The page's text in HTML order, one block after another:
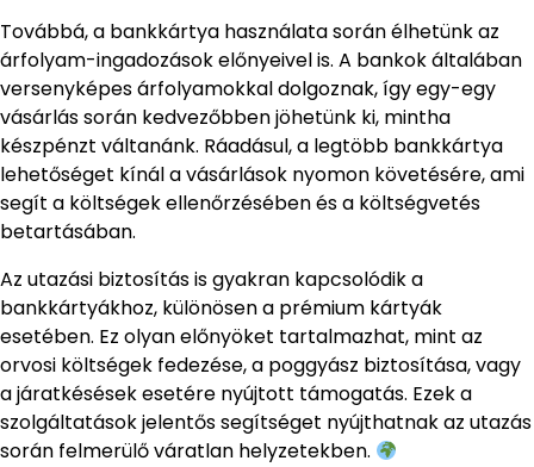
Továbbá, a bankkártya használata során élhetünk az
árfolyam-ingadozások előnyeivel is. A bankok általában
versenyképes árfolyamokkal dolgoznak, így egy-egy
vásárlás során kedvezőbben jöhetünk ki, mintha
készpénzt váltanánk. Ráadásul, a legtöbb bankkártya
lehetőséget kínál a vásárlások nyomon követésére, ami
segít a költségek ellenőrzésében és a költségvetés
betartásában.
Az utazási biztosítás is gyakran kapcsolódik a
bankkártyákhoz, különösen a prémium kártyák
esetében. Ez olyan előnyöket tartalmazhat, mint az
orvosi költségek fedezése, a poggyász biztosítása, vagy
a járatkésések esetére nyújtott támogatás. Ezek a
szolgáltatások jelentős segítséget nyújthatnak az utazás
során felmerülő váratlan helyzetekben.